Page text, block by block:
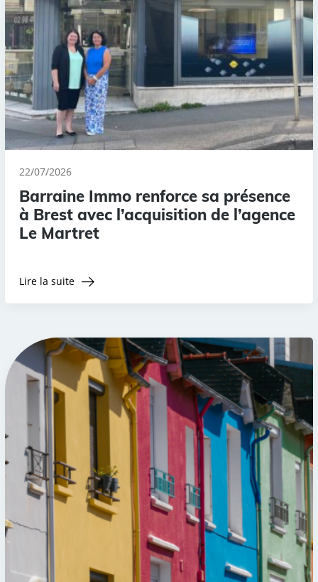
22/07/2026
Barraine Immo renforce sa présence
à Brest avec l’acquisition de l’agence
Le Martret
Lire la suite